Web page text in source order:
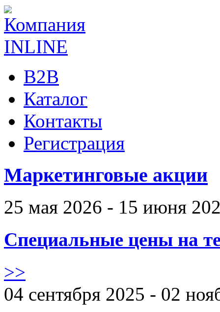
B2B
Каталог
Контакты
Регистрация
Маркетинговые акции
25 мая 2026 - 15 июня
Специальные цены на
>>
04 сентября 2025 - 02